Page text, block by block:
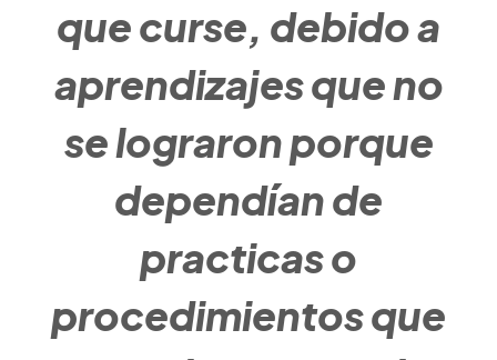
que curse, debido a
aprendizajes que no
se lograron porque
dependían de
practicas o
procedimientos que